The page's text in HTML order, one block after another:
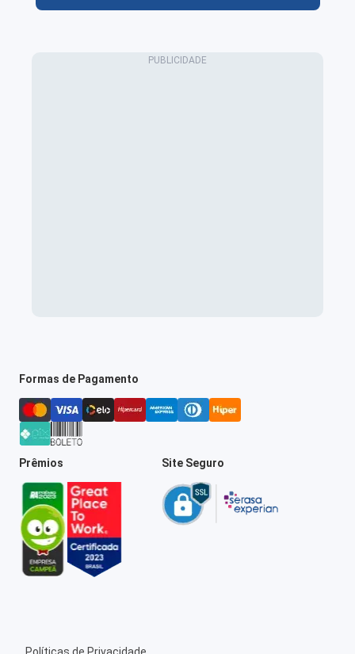
Formas de Pagamento
Prêmios Site Seguro
Políticas de Privacidade